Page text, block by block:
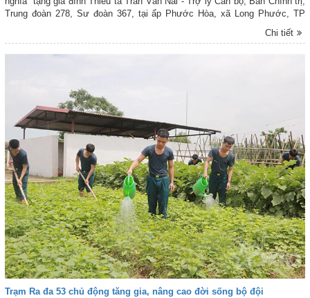
Trung đoàn 278, Sư đoàn 367, tại ấp Phước Hòa, xã Long Phước, TP
Đồng Nai. Đây là hoạt động ý nghĩa thiết thực hướng tới kỷ niệm 79 năm
Ngày Thương binh - Liệt sĩ (27-7-1947 / 27-7- 2026). Tham dự buổi lễ có
PK-KQ; chỉ huy Sư đoàn 367, Trung đoàn 278; đại diện đảng ủy, chính
quyền địa phương và gia đình đồng chí Trần Văn Nai.
Chi tiết
Trạm Ra đa 53 chủ động tăng gia, nâng cao đời sống bộ đội